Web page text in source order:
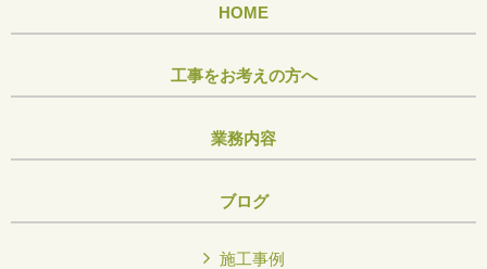
HOME
工事をお考えの方へ
業務内容
ブログ
施工事例